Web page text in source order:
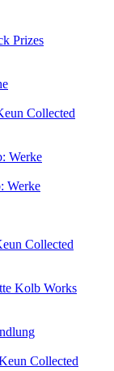
Prizes
Collected
Werke
Werke
Collected
Kolb Works
Collected